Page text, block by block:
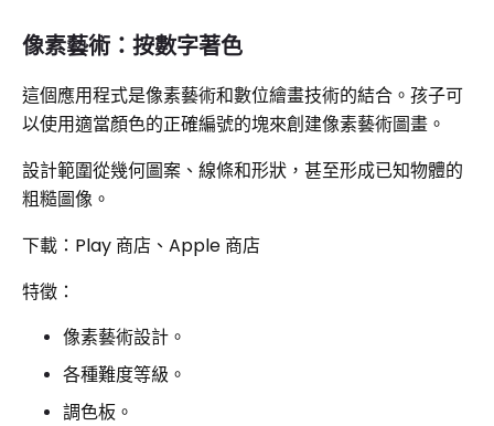
像素藝術：按數字著色
這個應用程式是像素藝術和數位繪畫技術的結合。孩子可
以使用適當顏色的正確編號的塊來創建像素藝術圖畫。
設計範圍從幾何圖案、線條和形狀，甚至形成已知物體的
粗糙圖像。
下載：Play 商店、Apple 商店
特徵：
像素藝術設計。
各種難度等級。
調色板。